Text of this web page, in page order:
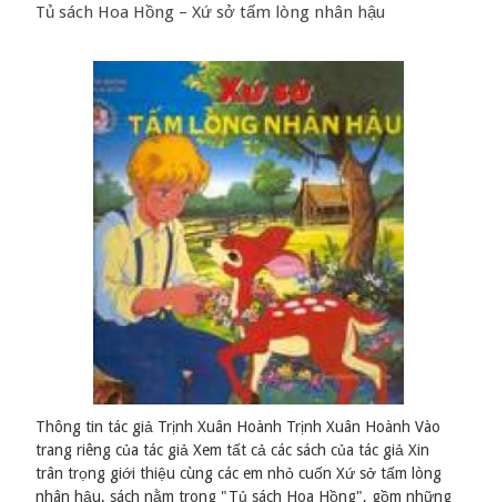
Tủ sách Hoa Hồng – Xứ sở tấm lòng nhân hậu
Thông tin tác giả Trịnh Xuân Hoành Trịnh Xuân Hoành Vào
trang riêng của tác giả Xem tất cả các sách của tác giả Xin
trân trọng giới thiệu cùng các em nhỏ cuốn Xứ sở tấm lòng
nhân hậu, sách nằm trong "Tủ sách Hoa Hồng", gồm những